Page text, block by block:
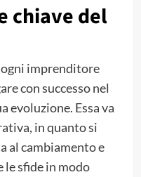
chiave del
imprenditore
con successo nel
evoluzione. Essa va
in quanto si
al cambiamento e
le sfide in modo